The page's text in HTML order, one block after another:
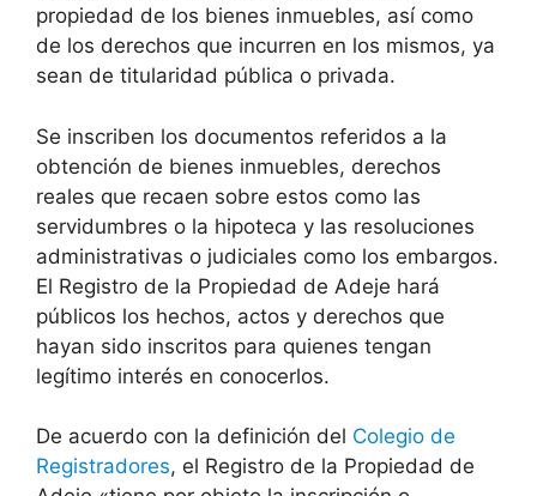
propiedad de los bienes inmuebles, así como
de los derechos que incurren en los mismos, ya
sean de titularidad pública o privada.
Se inscriben los documentos referidos a la
obtención de bienes inmuebles, derechos
reales que recaen sobre estos como las
servidumbres o la hipoteca y las resoluciones
administrativas o judiciales como los embargos.
El Registro de la Propiedad de Adeje hará
públicos los hechos, actos y derechos que
hayan sido inscritos para quienes tengan
legítimo interés en conocerlos.
De acuerdo con la definición del Colegio de
Registradores, el Registro de la Propiedad de